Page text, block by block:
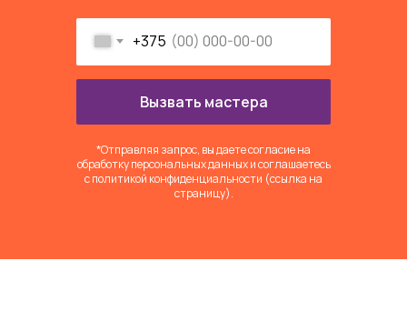
*Отправляя запрос, вы даете согласие на
обработку персональных данных и соглашаетесь
c политикой конфиденциальности (ссылка на
страницу).
+375
Вызвать мастера